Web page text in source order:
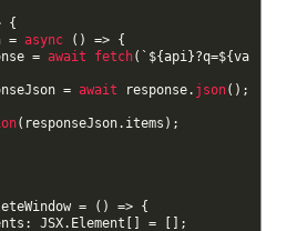
{
= async ( ) => {
= await fetch( ` ${api}?q=${va
= await response. json( ) ;
( responseJson. items ) ;
= ( ) => {
: JSX. Element =
;